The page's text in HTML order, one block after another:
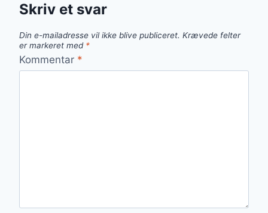
Skriv et svar
Din e-mailadresse vil ikke blive publiceret. Krævede felter
er markeret med *
Kommentar *